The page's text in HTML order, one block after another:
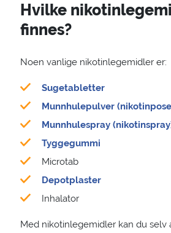
Hvilke
finnes?
Noen vanlige nikotinlegemidler er:
Sugetabletter
Munnhulepulver
Munnhulespray
Tyggegummi
Microtab
Depotplaster
Inhalator
Med nikotinlegemidler kan du selv